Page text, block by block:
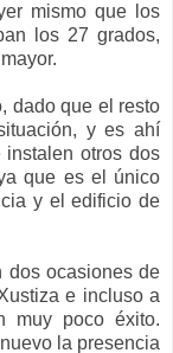
mismo que los
los 27 grados,
dado que el resto
y es ahí
otros dos
que es el único
y el edificio de
dos ocasiones de
e incluso a
muy poco éxito.
la presencia